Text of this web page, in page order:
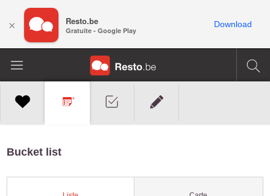
Bucket list
× Resto.be
Gratuite - Google Play
Download